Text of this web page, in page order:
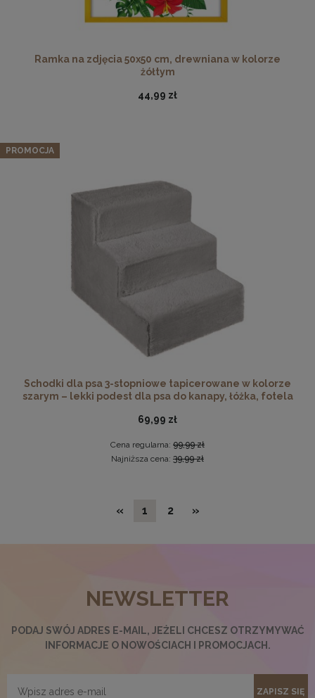
DO KOSZYKA
Ramka na zdjęcia 15 x 20 cm czerwona, z naturalnego
DO KOSZYKA
Potykacz reklamowy z opalanego drewna - składana
tablica kredowa w rozmiarze 50x90 cm
89,99 zł
Ramka na zdjęcia 50x50 cm, drewniana w kolorze
żółtym
44,99 zł
Schodki dla psa 3-stopniowe tapicerowane w kolorze
szarym – lekki podest dla psa do kanapy, łóżka, fotela
69,99 zł
Cena regularna: 99,99 zł
Najniższa cena: 39,99 zł
PROMOCJA
« 1 2 »
NEWSLETTER
PODAJ SWÓJ ADRES E-MAIL, JEŻELI CHCESZ OTRZYMYWAĆ
INFORMACJE O NOWOŚCIACH I PROMOCJACH.
ZAPISZ SIĘ